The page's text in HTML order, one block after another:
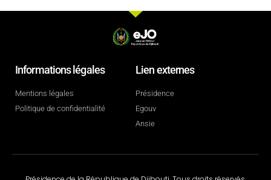
Informations légales
Mentions légales
Politique de confidentialité
Lien externes
Présidence
Egouv
Ansie